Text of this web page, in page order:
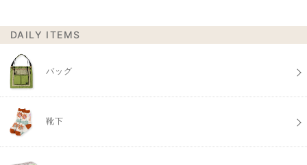
DAILY ITEMS
バッグ
靴下